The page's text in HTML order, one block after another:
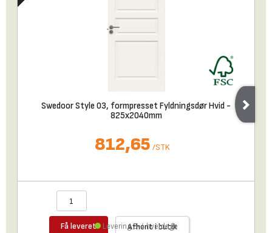
Swedoor Style 03, formpresset Fyldningsdør Hvid -
825x2040mm
812,65 /STK
Få leveret Afhent i butik
Levering 2-4 hverdage